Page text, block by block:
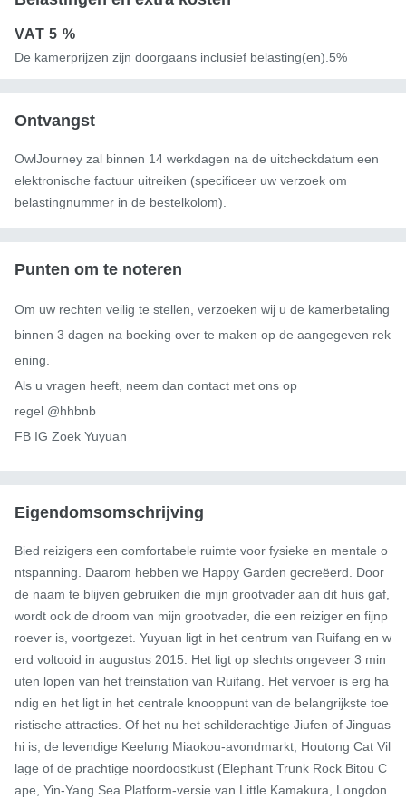
VAT5 %
De kamerprijzen zijn doorgaans inclusief belasting(en).5%
Ontvangst
OwlJourney zal binnen 14 werkdagen na de uitcheckdatum een ​​
elektronische factuur uitreiken (specificeer uw verzoek om
belastingnummer in de bestelkolom).
Punten om te noteren
Om uw rechten veilig te stellen, verzoeken wij u de kamerbetaling
binnen 3 dagen na boeking over te maken op de aangegeven rek
ening.
Als u vragen heeft, neem dan contact met ons op
regel @hhbnb
FB IG Zoek Yuyuan
Eigendomsomschrijving
Bied reizigers een comfortabele ruimte voor fysieke en mentale o
ntspanning. Daarom hebben we Happy Garden gecreëerd. Door
de naam te blijven gebruiken die mijn grootvader aan dit huis gaf,
wordt ook de droom van mijn grootvader, die een reiziger en fijnp
roever is, voortgezet. Yuyuan ligt in het centrum van Ruifang en w
erd voltooid in augustus 2015. Het ligt op slechts ongeveer 3 min
uten lopen van het treinstation van Ruifang. Het vervoer is erg ha
ndig en het ligt in het centrale knooppunt van de belangrijkste toe
ristische attracties. Of het nu het schilderachtige Jiufen of Jinguas
hi is, de levendige Keelung Miaokou-avondmarkt, Houtong Cat Vil
lage of de prachtige noordoostkust (Elephant Trunk Rock Bitou C
ape, Yin-Yang Sea Platform-versie van Little Kamakura, Longdon